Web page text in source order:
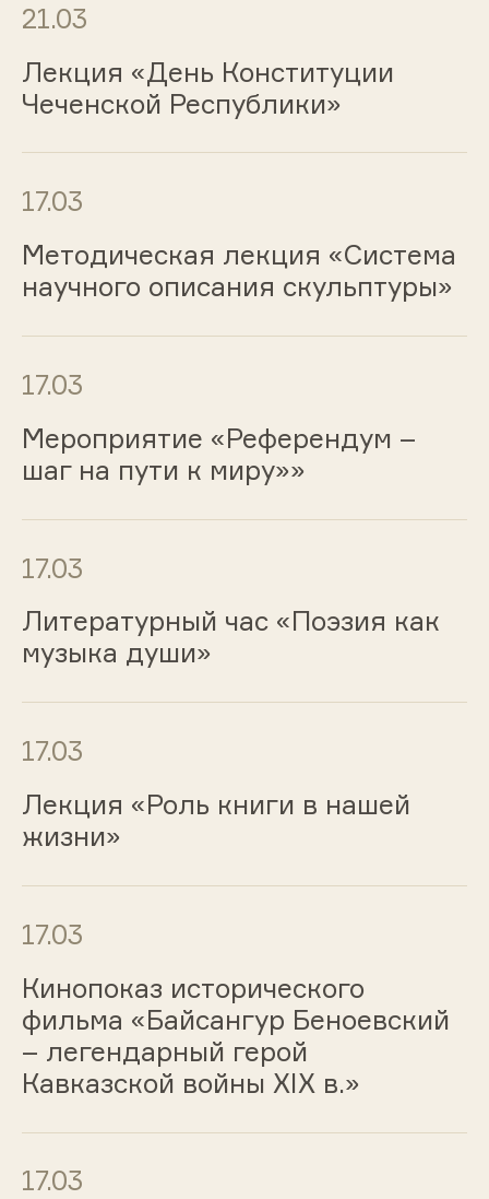
21.03
Лекция «День Конституции
Чеченской Республики»
17.03
Методическая лекция «Система
научного описания скульптуры»
17.03
Мероприятие «Референдум –
шаг на пути к миру»»
17.03
Литературный час «Поэзия как
музыка души»
17.03
Лекция «Роль книги в нашей
жизни»
17.03
Кинопоказ исторического
фильма «Байсангур Беноевский
– легендарный герой
Кавказской войны XIX в.»
17.03